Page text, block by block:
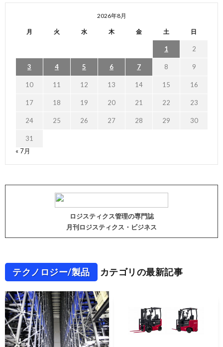
2026年8月
月 火 水 木 金 土 日
1 2
3 4 5 6 7 8 9
10 11 12 13 14 15 16
17 18 19 20 21 22 23
24 25 26 27 28 29 30
31
« 7月
ロジスティクス管理の専門誌
月刊ロジスティクス・ビジネス
テクノロジー/製品 カテゴリの最新記事